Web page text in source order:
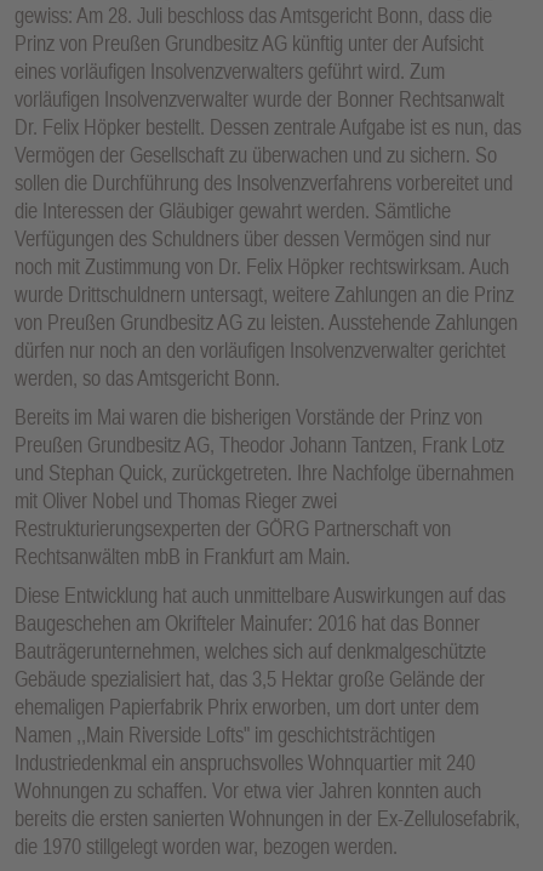
gewiss: Am 28. Juli beschloss das Amtsgericht Bonn, dass die
Prinz von Preußen Grundbesitz AG künftig unter der Aufsicht
eines vorläufigen Insolvenzverwalters geführt wird. Zum
vorläufigen Insolvenzverwalter wurde der Bonner Rechtsanwalt
Dr. Felix Höpker bestellt. Dessen zentrale Aufgabe ist es nun, das
Vermögen der Gesellschaft zu überwachen und zu sichern. So
sollen die Durchführung des Insolvenzverfahrens vorbereitet und
die Interessen der Gläubiger gewahrt werden. Sämtliche
Verfügungen des Schuldners über dessen Vermögen sind nur
noch mit Zustimmung von Dr. Felix Höpker rechtswirksam. Auch
wurde Drittschuldnern untersagt, weitere Zahlungen an die Prinz
von Preußen Grundbesitz AG zu leisten. Ausstehende Zahlungen
dürfen nur noch an den vorläufigen Insolvenzverwalter gerichtet
werden, so das Amtsgericht Bonn.
Bereits im Mai waren die bisherigen Vorstände der Prinz von
Preußen Grundbesitz AG, Theodor Johann Tantzen, Frank Lotz
und Stephan Quick, zurückgetreten. Ihre Nachfolge übernahmen
mit Oliver Nobel und Thomas Rieger zwei
Restrukturierungsexperten der GÖRG Partnerschaft von
Rechtsanwälten mbB in Frankfurt am Main.
Diese Entwicklung hat auch unmittelbare Auswirkungen auf das
Baugeschehen am Okrifteler Mainufer: 2016 hat das Bonner
Bauträgerunternehmen, welches sich auf denkmalgeschützte
Gebäude spezialisiert hat, das 3,5 Hektar große Gelände der
ehemaligen Papierfabrik Phrix erworben, um dort unter dem
Namen ,,Main Riverside Lofts" im geschichtsträchtigen
Industriedenkmal ein anspruchsvolles Wohnquartier mit 240
Wohnungen zu schaffen. Vor etwa vier Jahren konnten auch
bereits die ersten sanierten Wohnungen in der Ex-Zellulosefabrik,
die 1970 stillgelegt worden war, bezogen werden.